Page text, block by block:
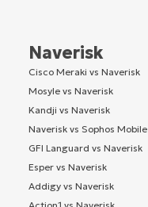
Naverisk
Cisco Meraki vs Naverisk
Mosyle vs Naverisk
Kandji vs Naverisk
Naverisk vs Sophos Mobile
GFI Languard vs Naverisk
Esper vs Naverisk
Addigy vs Naverisk